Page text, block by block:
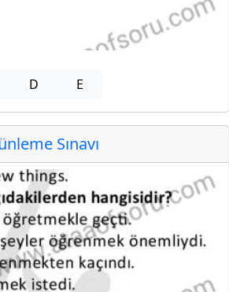
D E
Sınavı